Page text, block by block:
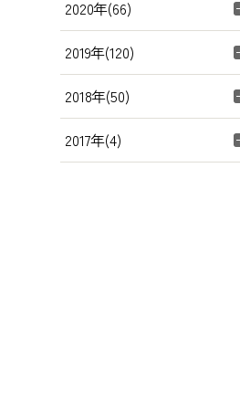
2020年(66)
2019年(120)
2018年(50)
2017年(4)